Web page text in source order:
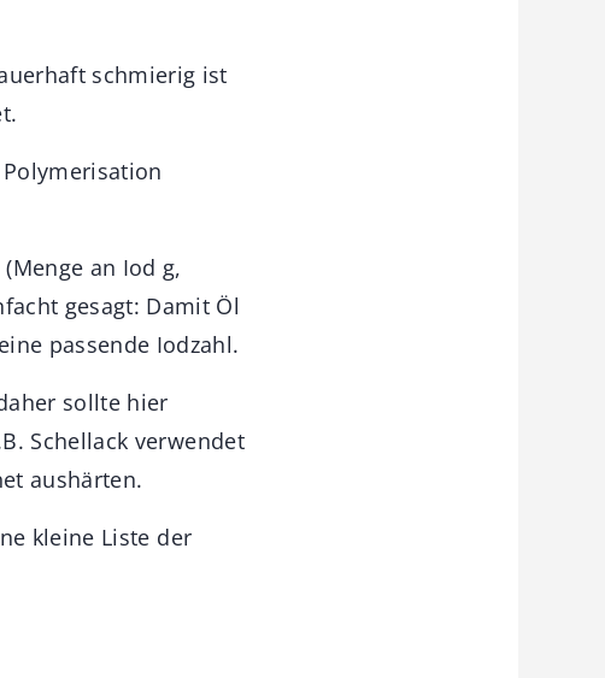
schmierig ist
an Iod g,
gesagt: Damit Öl
passende Iodzahl.
sollte hier
Schellack verwendet
aushärten.
kleine Liste der